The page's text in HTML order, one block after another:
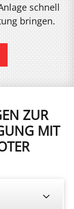
schnell
bringen.
ZUR
MIT